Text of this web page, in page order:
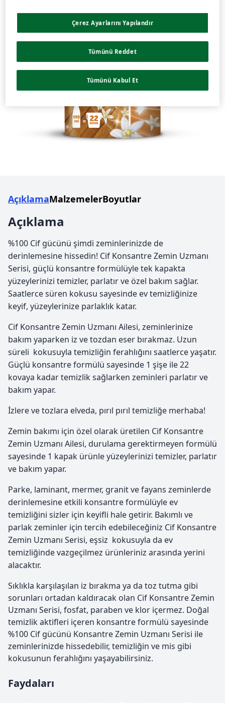
AçıklamaMalzemelerBoyutlar
Açıklama
%100 Cif gücünü şimdi zeminlerinizde de
derinlemesine hissedin! Cif Konsantre Zemin Uzmanı
Serisi, güçlü konsantre formülüyle tek kapakta
yüzeylerinizi temizler, parlatır ve özel bakım sağlar.
Saatlerce süren kokusu sayesinde ev temizliğinize
keyif, yüzeylerinize parlaklık katar.
Cif Konsantre Zemin Uzmanı Ailesi, zeminlerinize
bakım yaparken iz ve tozdan eser bırakmaz. Uzun
süreli kokusuyla temizliğin ferahlığını saatlerce yaşatır.
Güçlü konsantre formülü sayesinde 1 şişe ile 22
kovaya kadar temizlik sağlarken zeminleri parlatır ve
bakım yapar.
İzlere ve tozlara elveda, pırıl pırıl temizliğe merhaba!
Zemin bakımı için özel olarak üretilen Cif Konsantre
Zemin Uzmanı Ailesi, durulama gerektirmeyen formülü
sayesinde 1 kapak ürünle yüzeylerinizi temizler, parlatır
ve bakım yapar.
Parke, laminant, mermer, granit ve fayans zeminlerde
derinlemesine etkili konsantre formülüyle ev
temizliğini sizler için keyifli hale getirir. Bakımlı ve
parlak zeminler için tercih edebileceğiniz Cif Konsantre
Zemin Uzmanı Serisi, eşsiz kokusuyla da ev
temizliğinde vazgeçilmez ürünleriniz arasında yerini
alacaktır.
Sıklıkla karşılaşılan iz bırakma ya da toz tutma gibi
sorunları ortadan kaldıracak olan Cif Konsantre Zemin
Uzmanı Serisi, fosfat, paraben ve klor içermez. Doğal
temizlik aktifleri içeren konsantre formülü sayesinde
%100 Cif gücünü Konsantre Zemin Uzmanı Serisi ile
zeminlerinizde hissedebilir, temizliğin ve mis gibi
kokusunun ferahlığını yaşayabilirsiniz.
Faydaları
Çerez Ayarlarını Yapılandır
Tümünü Reddet
Tümünü Kabul Et